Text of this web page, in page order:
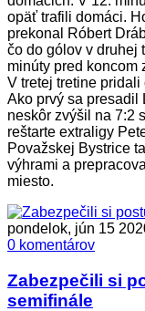
opäť trafili domáci.
prekonal Róbert
čo do gólov v druhej
minúty pred koncom
V tretej tretine
Ako prvý sa presadil
neskôr zvýšil na 7:2
reštarte extraligy
Považskej Bystrice
výhrami a
miesto.
pondelok, jún 15
0 komentárov
Zabezpečili si
semifinále